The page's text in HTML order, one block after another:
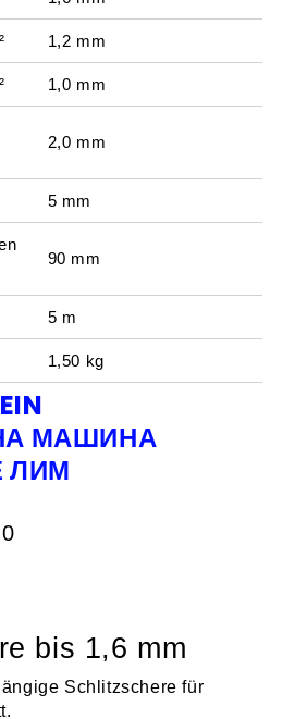
1,2 mm
1,0 mm
2,0 mm
5 mm
90 mm
5 m
1,50 kg
МАШИНА
ЛИМ
bis 1,6 mm
Schlitzschere für